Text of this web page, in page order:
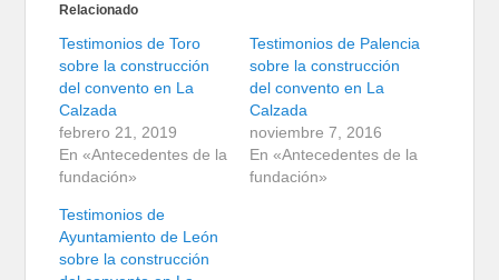
Relacionado
Testimonios de Toro
sobre la construcción
del convento en La
Calzada
febrero 21, 2019
En «Antecedentes de la
fundación»
Testimonios de Palencia
sobre la construcción
del convento en La
Calzada
noviembre 7, 2016
En «Antecedentes de la
fundación»
Testimonios de
Ayuntamiento de León
sobre la construcción